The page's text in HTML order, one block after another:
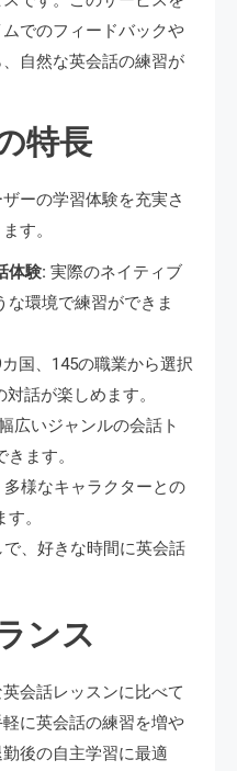
でのフィードバックや
自然な英会話の練習が
特長
ーの学習体験を充実さ
す。
体験: 実際のネイティブ
な環境で練習ができま
国、145の職業から選択
話が楽しめます。
広いジャンルの会話ト
ます。
多様なキャラクターとの
。
、好きな時間に英会話
ンス
会話レッスンに比べて
に英会話の練習を増や
後の自主学習に最適